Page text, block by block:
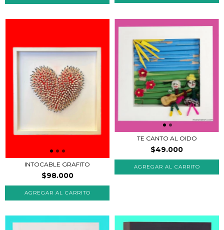
INTOCABLE GRAFITO
$98.000
AGREGAR AL CARRITO
TE CANTO AL OIDO
$49.000